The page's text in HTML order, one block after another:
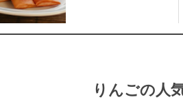
りんごの人